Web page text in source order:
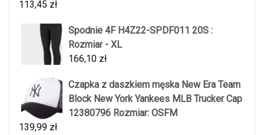
113,45 zł
Spodnie 4F H4Z22-SPDF011 20S :
Rozmiar - XL
166,10 zł
Czapka z daszkiem męska New Era Team
Block New York Yankees MLB Trucker Cap
12380796 Rozmiar: OSFM
139,99 zł